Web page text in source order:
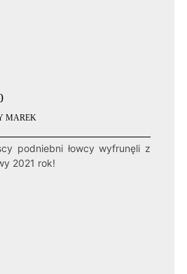
MAREK
podniebni łowcy wyfrunęli z
2021 rok!